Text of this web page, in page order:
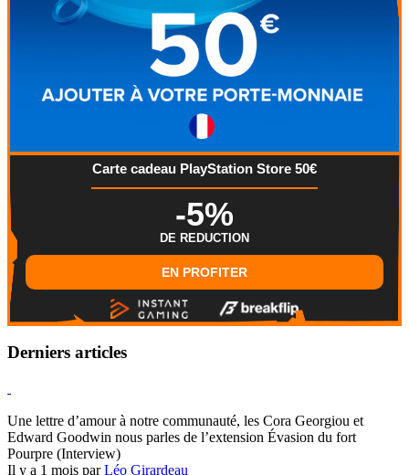
Carte cadeau PlayStation Store 50€
-5%
DE REDUCTION
EN PROFITER
Derniers articles
Une lettre d’amour à notre communauté, les Cora Georgiou et
Edward Goodwin nous parles de l’extension Évasion du fort
Pourpre (Interview)
Il y a 1 mois parLéo Girardeau